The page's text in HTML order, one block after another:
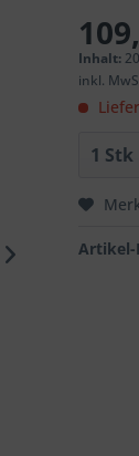
Inhalt:
inkl.
Artikel-